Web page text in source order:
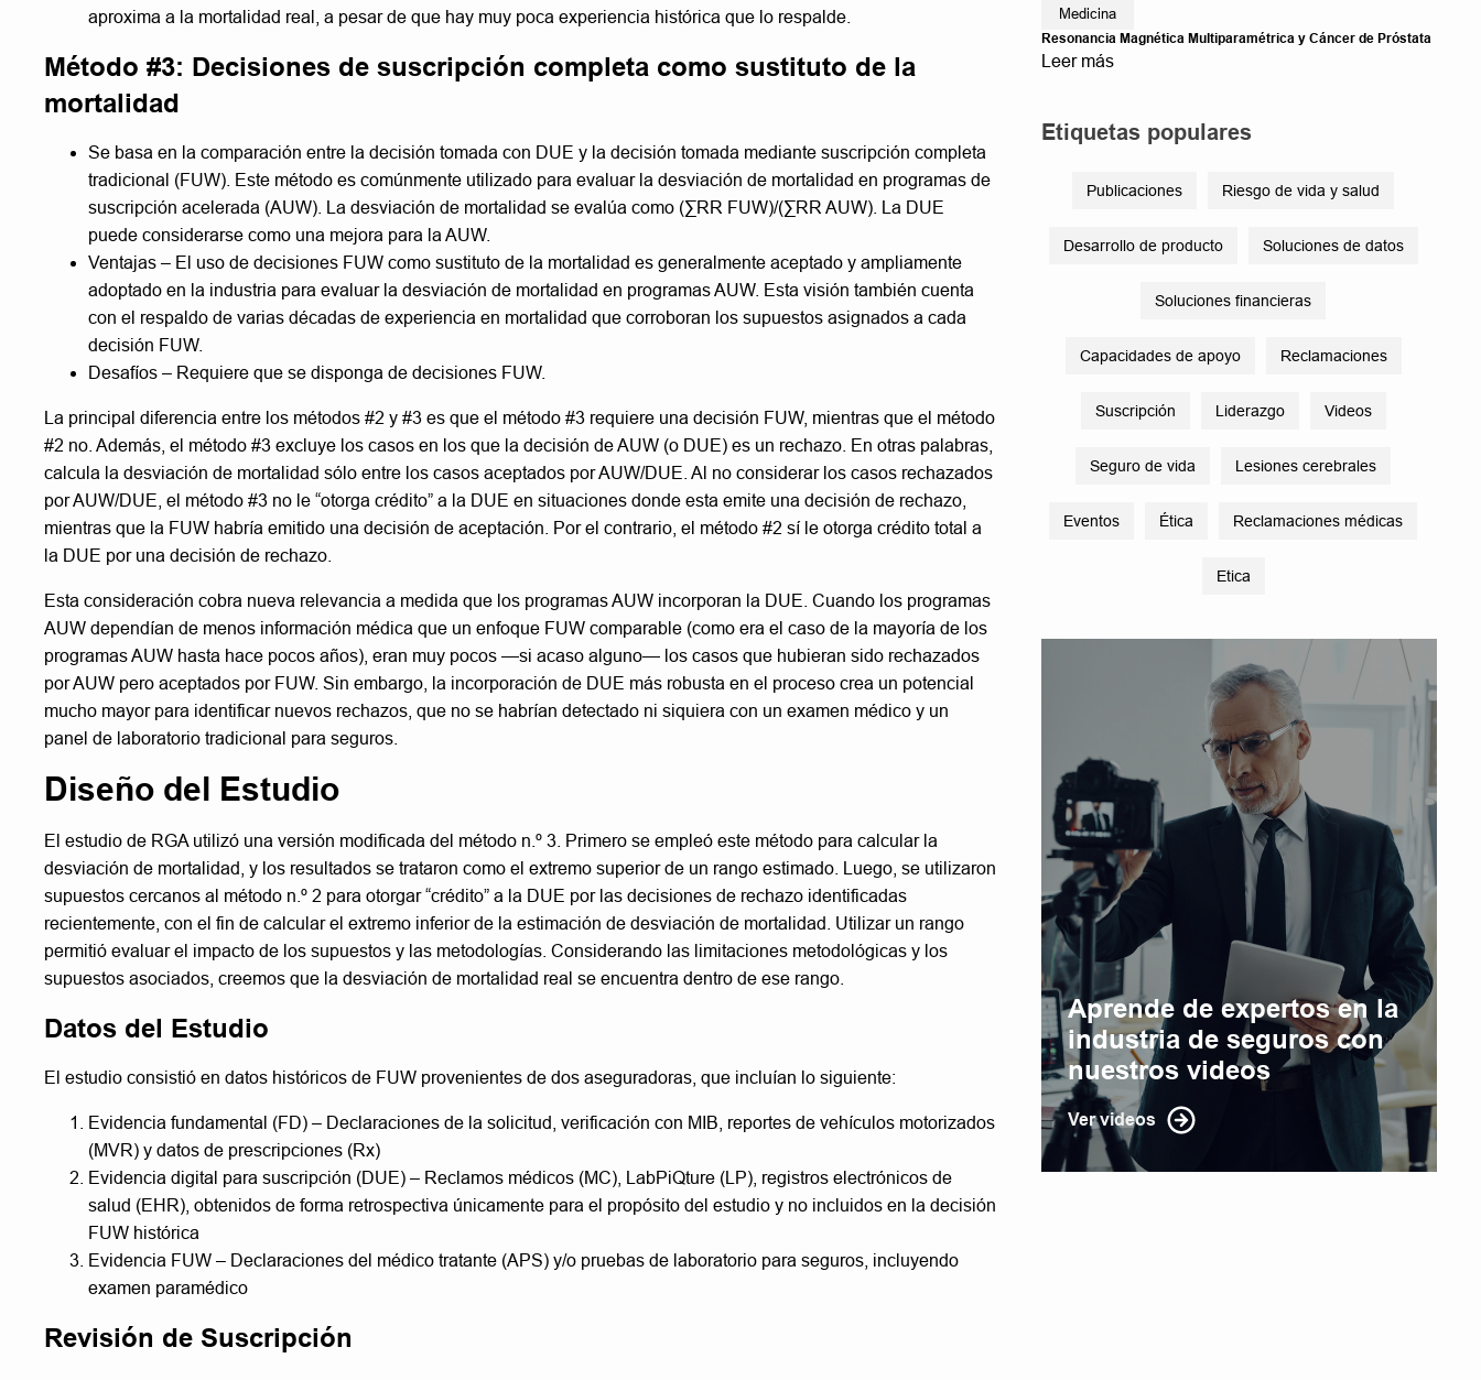
aproxima a la mortalidad real, a pesar de que hay muy poca experiencia histórica que lo respalde.
Método #3: Decisiones de suscripción completa como sustituto de la
mortalidad
Se basa en la comparación entre la decisión tomada con DUE y la decisión tomada mediante suscripción completa
tradicional (FUW). Este método es comúnmente utilizado para evaluar la desviación de mortalidad en programas de
suscripción acelerada (AUW). La desviación de mortalidad se evalúa como (∑RR FUW)/(∑RR AUW). La DUE
puede considerarse como una mejora para la AUW.
Ventajas – El uso de decisiones FUW como sustituto de la mortalidad es generalmente aceptado y ampliamente
adoptado en la industria para evaluar la desviación de mortalidad en programas AUW. Esta visión también cuenta
con el respaldo de varias décadas de experiencia en mortalidad que corroboran los supuestos asignados a cada
decisión FUW.
Desafíos – Requiere que se disponga de decisiones FUW.
La principal diferencia entre los métodos #2 y #3 es que el método #3 requiere una decisión FUW, mientras que el método
#2 no. Además, el método #3 excluye los casos en los que la decisión de AUW (o DUE) es un rechazo. En otras palabras,
calcula la desviación de mortalidad sólo entre los casos aceptados por AUW/DUE. Al no considerar los casos rechazados
por AUW/DUE, el método #3 no le “otorga crédito” a la DUE en situaciones donde esta emite una decisión de rechazo,
mientras que la FUW habría emitido una decisión de aceptación. Por el contrario, el método #2 sí le otorga crédito total a
la DUE por una decisión de rechazo.
Esta consideración cobra nueva relevancia a medida que los programas AUW incorporan la DUE. Cuando los programas
AUW dependían de menos información médica que un enfoque FUW comparable (como era el caso de la mayoría de los
programas AUW hasta hace pocos años), eran muy pocos —si acaso alguno— los casos que hubieran sido rechazados
por AUW pero aceptados por FUW. Sin embargo, la incorporación de DUE más robusta en el proceso crea un potencial
mucho mayor para identificar nuevos rechazos, que no se habrían detectado ni siquiera con un examen médico y un
panel de laboratorio tradicional para seguros.
Diseño del Estudio
El estudio de RGA utilizó una versión modificada del método n.º 3. Primero se empleó este método para calcular la
desviación de mortalidad, y los resultados se trataron como el extremo superior de un rango estimado. Luego, se utilizaron
supuestos cercanos al método n.º 2 para otorgar “crédito” a la DUE por las decisiones de rechazo identificadas
recientemente, con el fin de calcular el extremo inferior de la estimación de desviación de mortalidad. Utilizar un rango
permitió evaluar el impacto de los supuestos y las metodologías. Considerando las limitaciones metodológicas y los
supuestos asociados, creemos que la desviación de mortalidad real se encuentra dentro de ese rango.
Datos del Estudio
El estudio consistió en datos históricos de FUW provenientes de dos aseguradoras, que incluían lo siguiente:
Evidencia fundamental (FD) – Declaraciones de la solicitud, verificación con MIB, reportes de vehículos motorizados
(MVR) y datos de prescripciones (Rx)
Evidencia digital para suscripción (DUE) – Reclamos médicos (MC), LabPiQture (LP), registros electrónicos de
salud (EHR), obtenidos de forma retrospectiva únicamente para el propósito del estudio y no incluidos en la decisión
FUW histórica
Evidencia FUW – Declaraciones del médico tratante (APS) y/o pruebas de laboratorio para seguros, incluyendo
examen paramédico
Revisión de Suscripción
Medicina
Resonancia Magnética Multiparamétrica y Cáncer de Próstata
Leer más
Etiquetas populares
Publicaciones Riesgo de vida y salud
Desarrollo de producto Soluciones de datos
Soluciones financieras
Capacidades de apoyo Reclamaciones
Suscripción Liderazgo Videos
Seguro de vida Lesiones cerebrales
Eventos Ética Reclamaciones médicas
Etica
Aprende de expertos en la
industria de seguros con
nuestros videos
Ver videos